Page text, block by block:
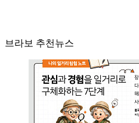
브라보 추천뉴스